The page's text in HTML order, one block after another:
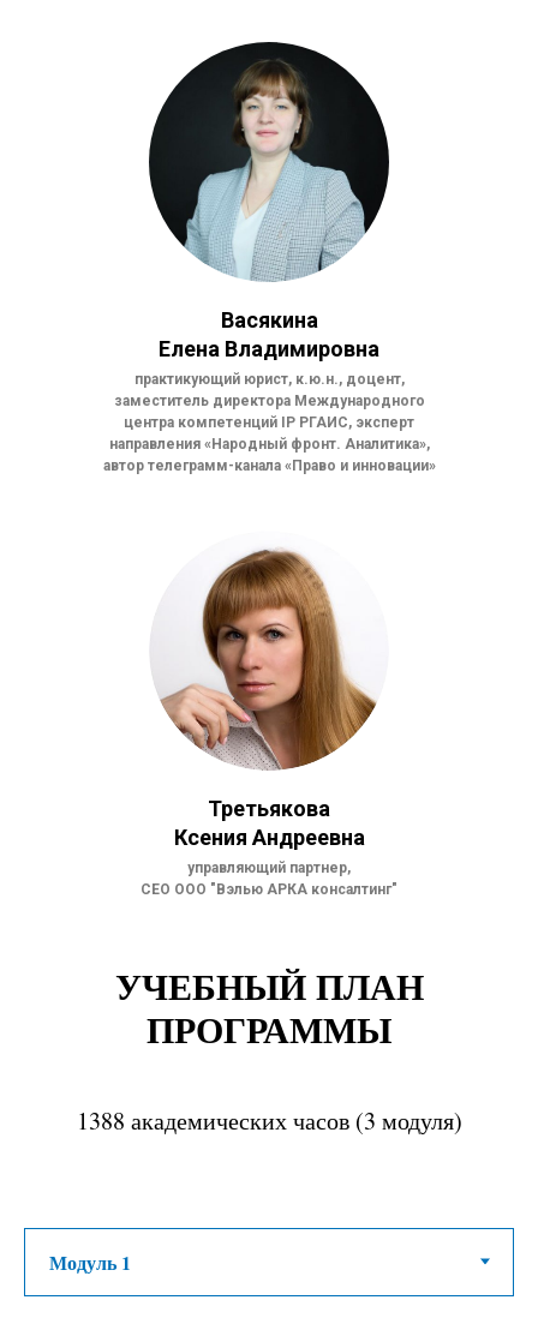
Васякина
Елена Владимировна
практикующий юрист, к.ю.н., доцент,
заместитель директора Международного
центра компетенций IP РГАИС, эксперт
направления «Народный фронт. Аналитика»,
автор телеграмм-канала «Право и инновации»
Третьякова
Ксения Андреевна
управляющий партнер,
СЕО ООО "Вэлью АРКА консалтинг"
УЧЕБНЫЙ ПЛАН
ПРОГРАММЫ
1388 академических часов (3 модуля)